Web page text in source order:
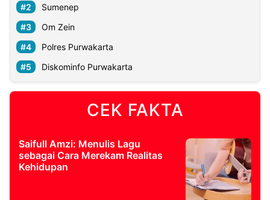
Sumenep
Om Zein
Polres Purwakarta
Diskominfo Purwakarta
CEK FAKTA
Saifull Amzi: Menulis Lagu
sebagai Cara Merekam Realitas
Kehidupan